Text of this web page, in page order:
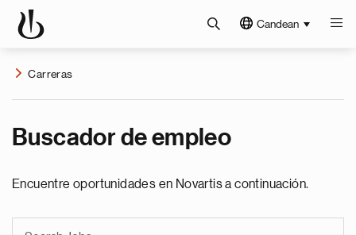
Candean
Carreras
Buscador de empleo
Encuentre oportunidades en Novartis a continuación.